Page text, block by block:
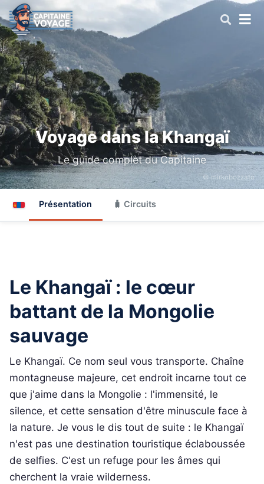
Voyage dans la Khangaï
Le guide complet du Capitaine
© mirkobozzato
Présentation 🧳 Circuits
Le Khangaï : le cœur
battant de la Mongolie
sauvage
Le Khangaï. Ce nom seul vous transporte. Chaîne
montagneuse majeure, cet endroit incarne tout ce
que j'aime dans la Mongolie : l'immensité, le
silence, et cette sensation d'être minuscule face à
la nature. Je vous le dis tout de suite : le Khangaï
n'est pas une destination touristique éclaboussée
de selfies. C'est un refuge pour les âmes qui
cherchent la vraie wilderness.